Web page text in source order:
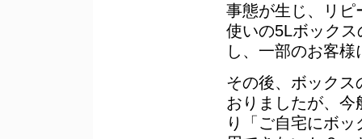
事態が生じ、リピ
使いの5Lボック
し、一部のお客
その後、ボック
おりましたが、
り「ご自宅にボ